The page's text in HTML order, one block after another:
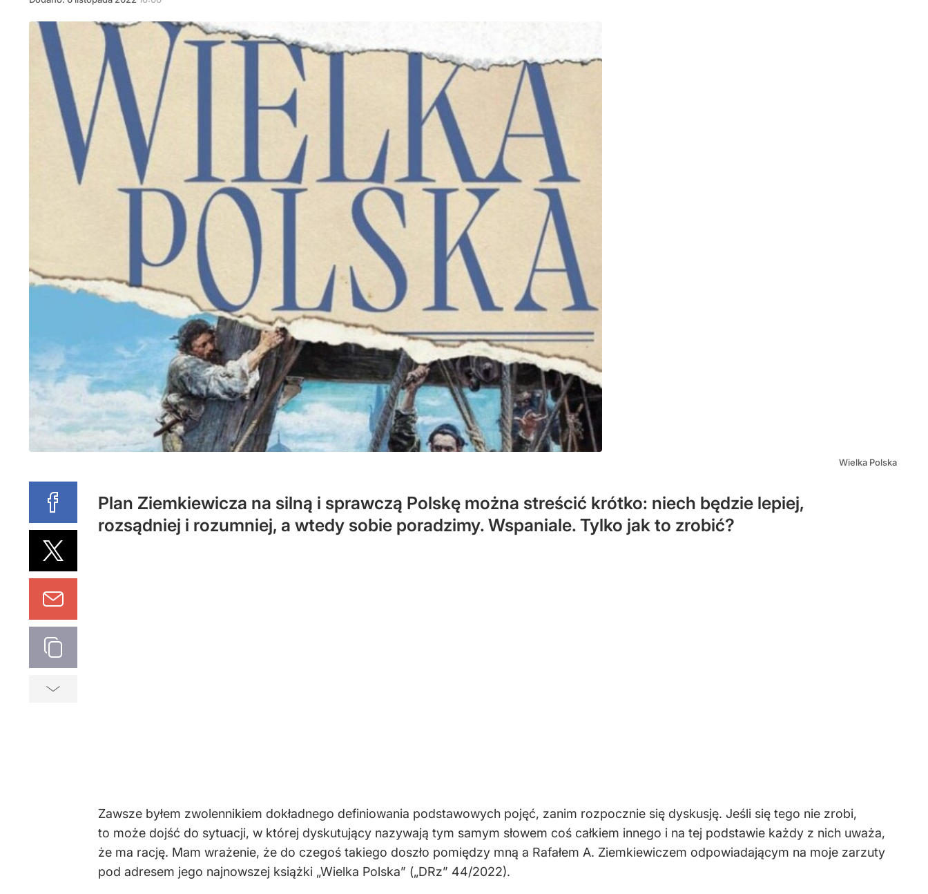
Wielka Polska
Plan Ziemkiewicza na silną i sprawczą Polskę można streścić krótko: niech będzie lepiej,
rozsądniej i rozumniej, a wtedy sobie poradzimy. Wspaniale. Tylko jak to zrobić?
Zawsze byłem zwolennikiem dokładnego definiowania podstawowych pojęć, zanim rozpocznie się dyskusję. Jeśli się tego nie zrobi,
to może dojść do sytuacji, w której dyskutujący nazywają tym samym słowem coś całkiem innego i na tej podstawie każdy z nich uważa,
że ma rację. Mam wrażenie, że do czegoś takiego doszło pomiędzy mną a Rafałem A. Ziemkiewiczem odpowiadającym na moje zarzuty
pod adresem jego najnowszej książki „Wielka Polska” („DRz” 44/2022).